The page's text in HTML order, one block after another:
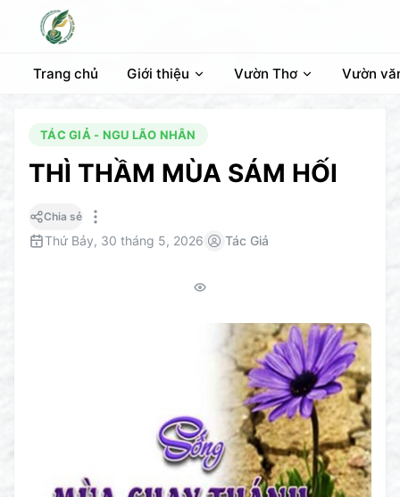
Trang chủ Giới thiệu Vườn Thơ Vườn
TÁC GIẢ - NGU LÃO NHÂN
THÌ THẦM MÙA SÁM HỐI
Chia sẻ
Thứ Bảy, 30 tháng 5, 2026 Tác Giả